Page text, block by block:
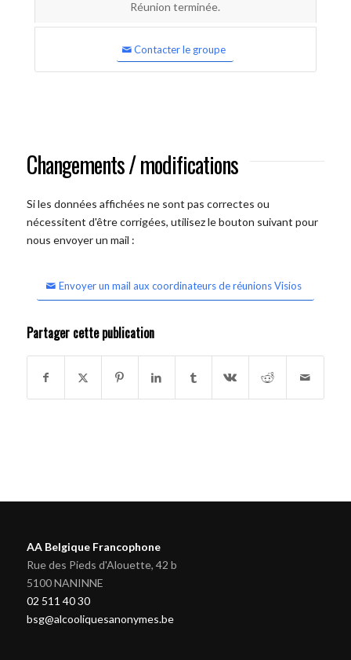
Réunion terminée.
Contacter le groupe
Changements / modifications
Si les données affichées ne sont pas correctes ou
nécessitent d'être corrigées, utilisez le bouton suivant pour
nous envoyer un mail :
Envoyer un mail aux coordinateurs de réunions Visios
Partager cette publication
AA Belgique Francophone
Rue des Pieds d'Alouette, 42 b
5100 NANINNE
02 511 40 30
bsg@alcooliquesanonymes.be